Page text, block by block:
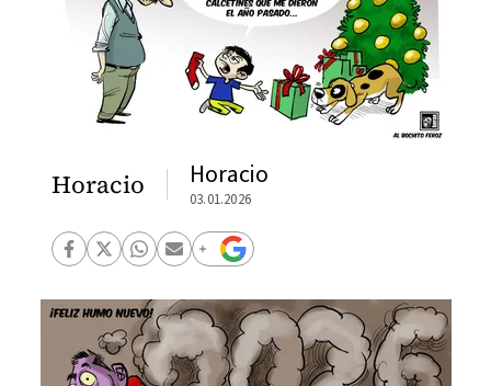
Horacio Horacio
03.01.2026